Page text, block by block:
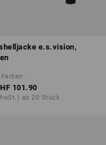
e.s.vision,
Farben
101.90
ab 20 Stück